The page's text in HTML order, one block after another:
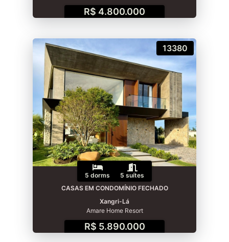
R$ 4.800.000
13380
5 dorms
5 suítes
CASAS EM CONDOMÍNIO FECHADO
Xangri-Lá
Amare Home Resort
R$ 5.890.000